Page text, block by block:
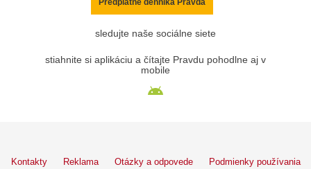
Predplatné denníka Pravda
sledujte naše sociálne siete
stiahnite si aplikáciu a čítajte Pravdu pohodlne aj v
mobile
Kontakty Reklama Otázky a odpovede Podmienky používania